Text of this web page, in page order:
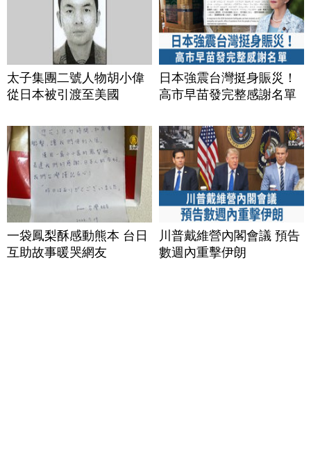
太子集團二號人物胡小偉
從日本被引渡至美國
日本強震台灣挺身賑災！
高市早苗發完整感謝名單
一袋鳳梨酥感動熊本 台日
互助故事暖哭網友
川普戴維營內閣會議 預告
數週內重擊伊朗